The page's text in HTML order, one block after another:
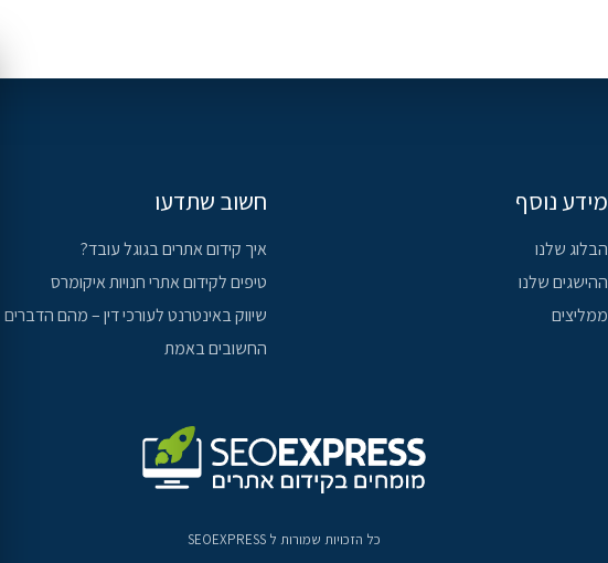
מידע נוסף
הבלוג שלנו
ההישגים שלנו
ממליצים
חשוב שתדעו
איך קידום אתרים בגוגל עובד?
טיפים לקידום אתרי חנויות איקומרס
שיווק באינטרנט לעורכי דין – מהם הדברים
החשובים באמת
כל הזכויות שמורות לSEOEXPRESS